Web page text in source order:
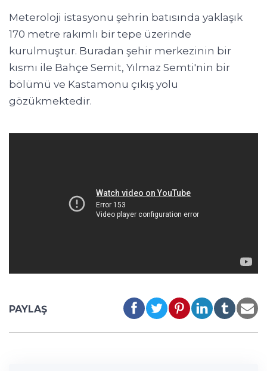
Meteroloji istasyonu şehrin batısında yaklaşık
170 metre rakımlı bir tepe üzerinde
kurulmuştur. Buradan şehir merkezinin bir
kısmı ile Bahçe Semit, Yılmaz Semti'nin bir
bölümü ve Kastamonu çıkış yolu
gözükmektedir.
PAYLAŞ